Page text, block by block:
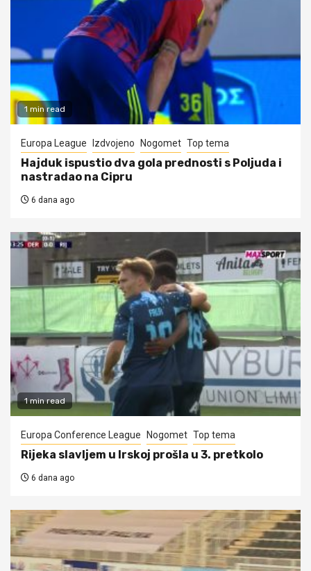
1 min read
Europa League Izdvojeno Nogomet Top tema
Hajduk ispustio dva gola prednosti s Poljuda i
nastradao na Cipru
6 dana ago
1 min read
Europa Conference League Nogomet Top tema
Rijeka slavljem u Irskoj prošla u 3. pretkolo
6 dana ago